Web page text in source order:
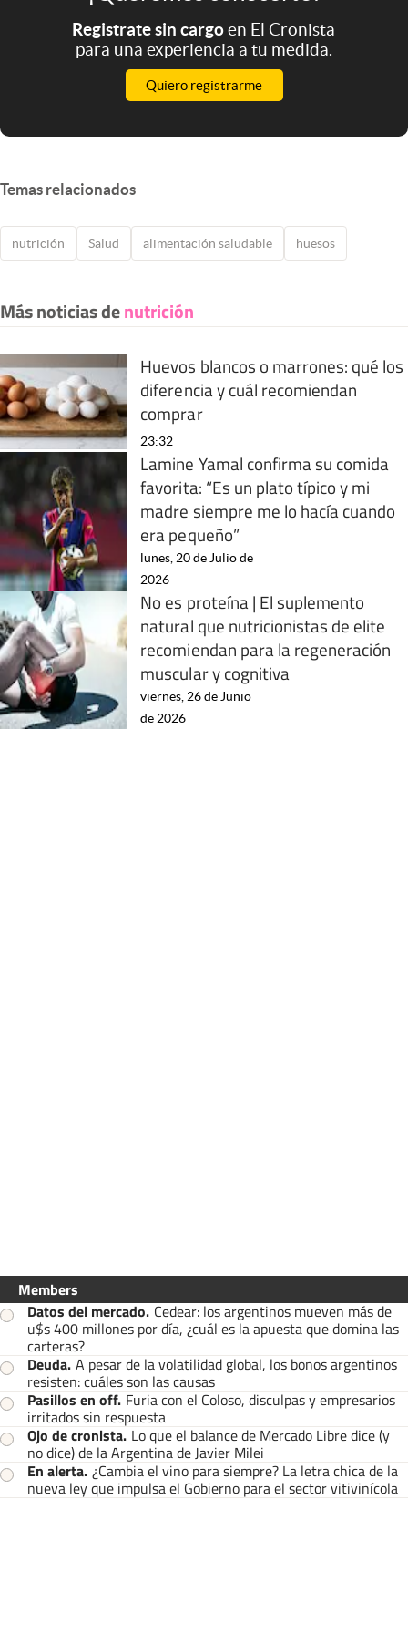
Registrate sin cargoen El Cronista
para una experiencia a tu medida.
Quiero registrarme
Temas relacionados
nutrición Salud alimentación saludable huesos
Más noticias denutrición
Huevos blancos o marrones: qué los
diferencia y cuál recomiendan
comprar
23:32
Lamine Yamal confirma su comida
favorita: “Es un plato típico y mi
madre siempre me lo hacía cuando
era pequeño”
lunes, 20 de Julio de
2026
No es proteína | El suplemento
natural que nutricionistas de elite
recomiendan para la regeneración
muscular y cognitiva
viernes, 26 de Junio
de 2026
Members
Datos del mercado. Cedear: los argentinos mueven más de
u$s 400 millones por día, ¿cuál es la apuesta que domina las
carteras?
Deuda. A pesar de la volatilidad global, los bonos argentinos
resisten: cuáles son las causas
Pasillos en off. Furia con el Coloso, disculpas y empresarios
irritados sin respuesta
Ojo de cronista. Lo que el balance de Mercado Libre dice (y
no dice) de la Argentina de Javier Milei
En alerta. ¿Cambia el vino para siempre? La letra chica de la
nueva ley que impulsa el Gobierno para el sector vitivinícola